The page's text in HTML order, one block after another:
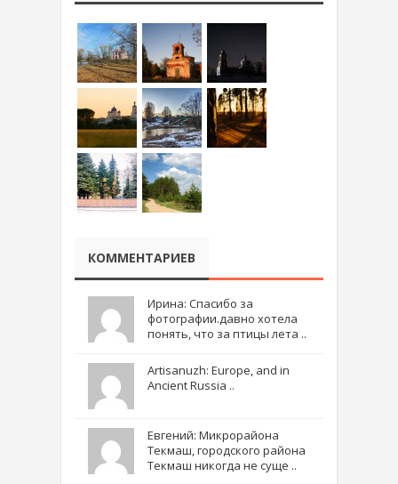
КОММЕНТАРИЕВ
Ирина: Спасибо за
фотографии.давно хотела
понять, что за птицы лета ..
Artisanuzh: Europe, and in
Ancient Russia ..
Евгений: Микрорайона
Текмаш, городского района
Текмаш никогда не суще ..